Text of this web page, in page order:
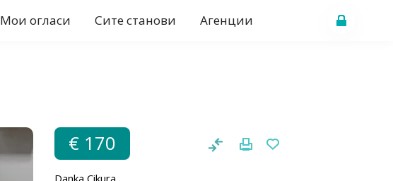
Мои огласи Сите станови Агенции
€ 170
Danka Cikura